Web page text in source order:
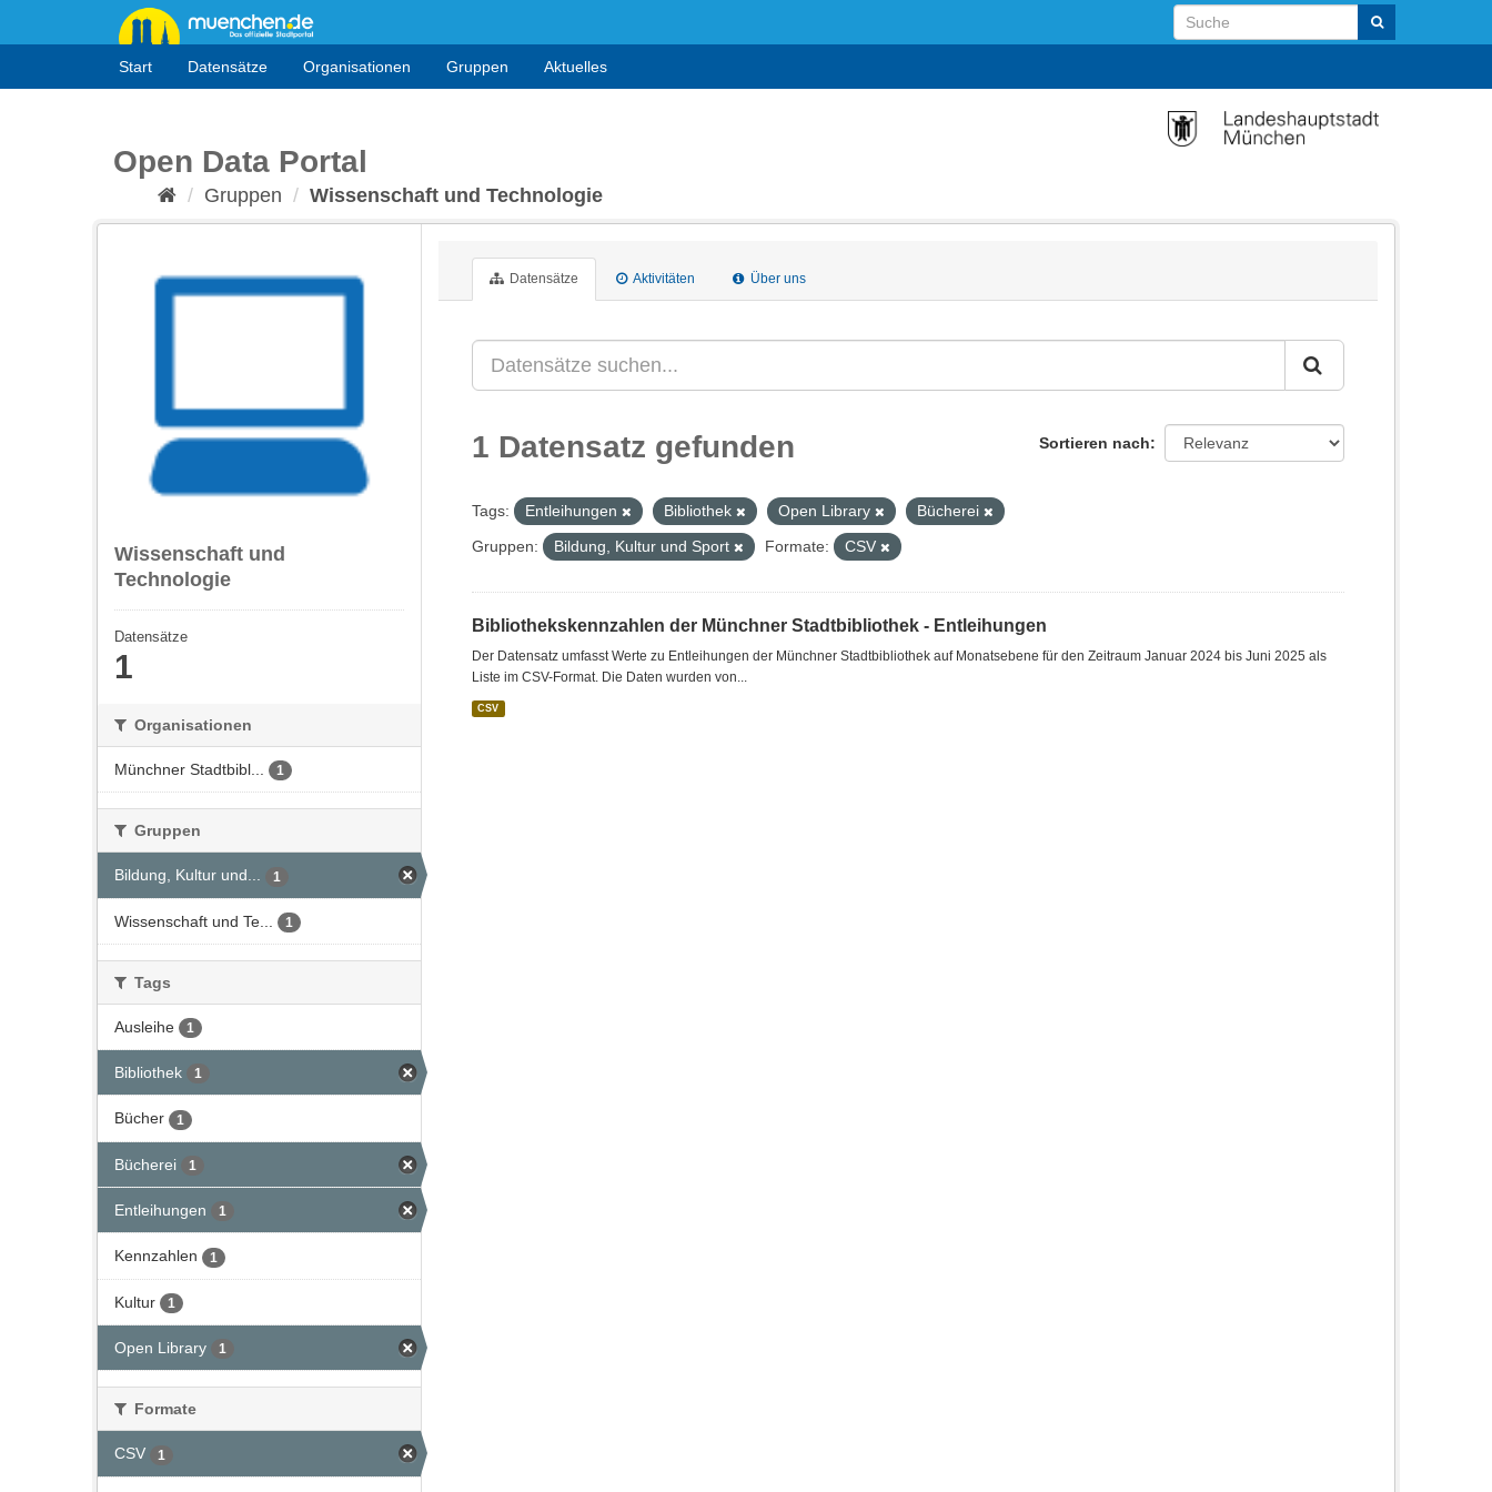
Start Datensätze Organisationen Gruppen Aktuelles
Open Data Portal
Gruppen Wissenschaft und Technologie
Wissenschaft und
Technologie
Datensätze
1
Organisationen
Münchner Stadtbibl... 1
Gruppen
Bildung, Kultur und... 1
Wissenschaft und Te... 1
Tags
Ausleihe 1
Bibliothek 1
Bücher 1
Bücherei 1
Entleihungen 1
Kennzahlen 1
Kultur 1
Open Library 1
Formate
CSV 1
Datensätze Aktivitäten Über uns
Sortieren nach
1 Datensatz gefunden
Tags: Entleihungen Bibliothek Open Library
Bücherei
Gruppen:
Bildung, Kultur und Sport Formate: CSV
Bibliothekskennzahlen der Münchner Stadtbibliothek - Entleihungen
Der Datensatz umfasst Werte zu Entleihungen der Münchner Stadtbibliothek auf Monatsebene für den Zeitraum Januar 2024 bis Juni 2025 als
Liste im CSV-Format. Die Daten wurden von...
CSV